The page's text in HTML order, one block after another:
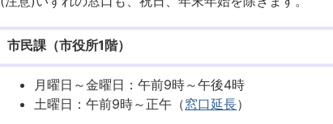
市民課（市役所1階）
月曜日～金曜日：午前9時～午後4時
土曜日：午前9時～正午（窓口延長）